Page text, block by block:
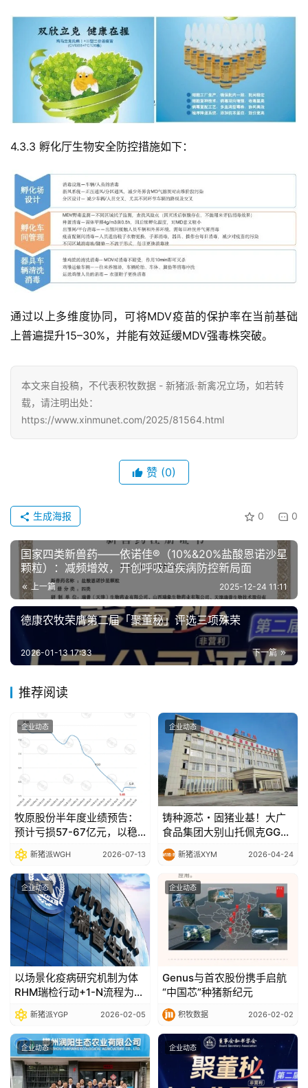
4.3.3 孵化厅生物安全防控措施如下：
通过以上多维度协同，可将MDV疫苗的保护率在当前基础
上普遍提升15–30%，并能有效延缓MDV强毒株突破。
本文来自投稿，不代表积牧数据 - 新猪派·新禽况立场，如若转
载，请注明出处：
https://www.xinmunet.com/2025/81564.html
赞 (0)
0 0
生成海报
国家四类新兽药——依诺佳®（10%&20%盐酸恩诺沙星
颗粒）：减频增效，开创呼吸道疾病防控新局面
上一篇 2025-12-24 11:11
德康农牧荣膺第二届「聚董秘」评选三项殊荣
下一篇
2026-01-13 17:33
推荐阅读
企业动态
牧原股份半年度业绩预告：
预计亏损57-67亿元，以稳
健经营穿越行业波动
新猪派WGH 2026-07-13
企业动态
铸种源芯・固猪业基！大广
食品集团大别山托佩克GGP
种猪场赋能中国生猪种业高
质量发展
新猪派XYM 2026-04-24
企业动态
以场景化疫病研究机制为体
RHM瑞检行动+1-N流程为翼
瑞普生物如何通过价值服务
体系夯实客户价值根基
新猪派YGP 2026-02-05
企业动态
Genus与首农股份携手启航
“中国芯”种猪新纪元
积牧数据 2026-02-02
企业动态 企业动态